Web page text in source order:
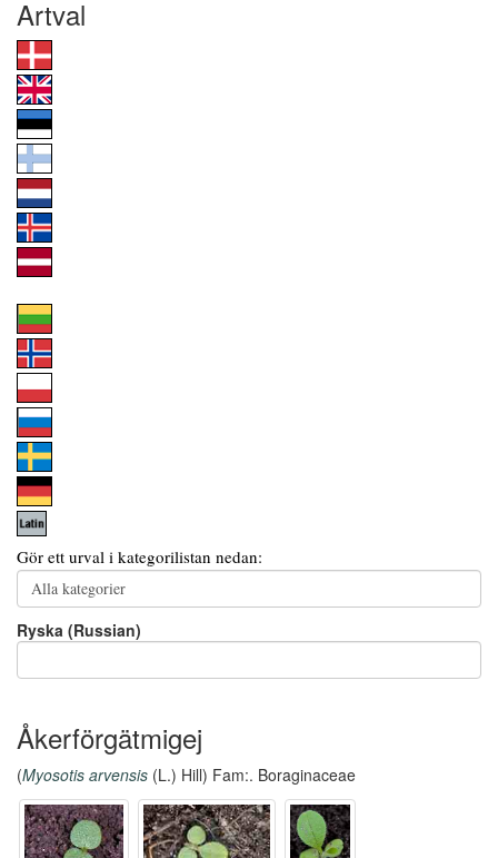
Artval
Gör ett urval i kategorilistan nedan:
Ryska (Russian)
Åkerförgätmigej
(Myosotis arvensis (L.) Hill) Fam:. Boraginaceae